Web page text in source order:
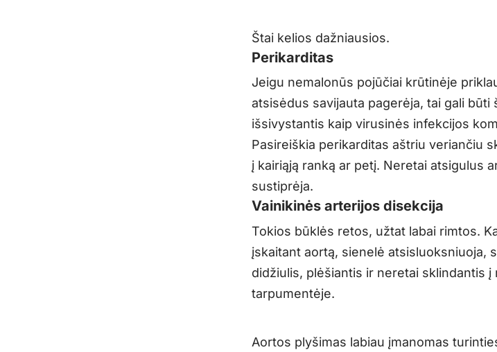
Štai kelios dažniausios.
Perikarditas
Jeigu nemalonūs pojūčiai krūtinėje
atsisėdus savijauta pagerėja, tai gali
išsivystantis kaip virusinės infekcijos
Pasireiškia perikarditas aštriu veriančiu
į kairiąją ranką ar petį. Neretai atsigulus
sustiprėja.
Vainikinės arterijos disekcija
Tokios būklės retos, užtat labai rimtos.
įskaitant aortą, sienelė atsisluoksniuoja,
didžiulis, plėšiantis ir neretai sklindantis į
tarpumentėje.
Aortos plyšimas labiau įmanomas